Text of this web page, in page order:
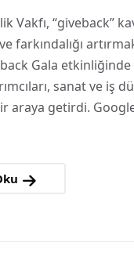
Vakfı, “giveback”
farkındalığı
Gala etkinliğinde
sanat ve iş
araya getirdi.